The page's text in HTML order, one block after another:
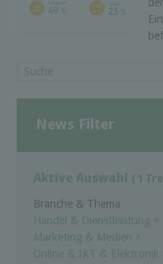
News Filter
Aktive Auswahl ( 1
Branche & Thema
Handel & Dienstleistung ×
Marketing & Medien ×
Online & IKT & Elektronik